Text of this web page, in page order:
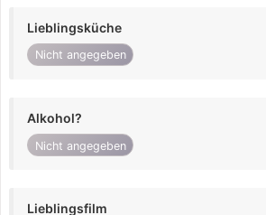
Lieblingsküche
Nicht angegeben
Alkohol?
Nicht angegeben
Lieblingsfilm